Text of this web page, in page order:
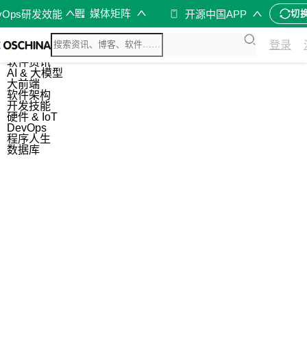
研发效能 媒体矩阵 开源中国APP 切
登录
综合
开源资讯
软件资讯
AI & 大模型
大前端
软件架构
开发技能
硬件 & IoT
DevOps
程序人生
数据库